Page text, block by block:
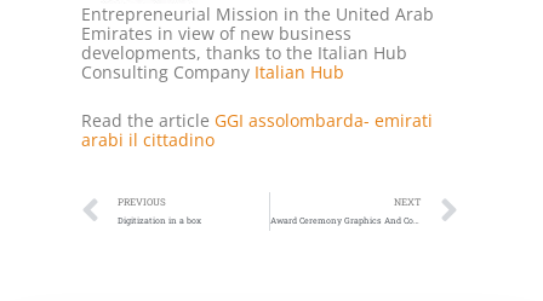
Entrepreneurial Mission in the United Arab
Emirates in view of new business
developments, thanks to the Italian Hub
Consulting Company Italian Hub
Read the article GGI assolombarda- emirati
arabi il cittadino
PREVIOUS
Digitization in a box
NEXT
Award Ceremony Graphics And Converting Industrial Union